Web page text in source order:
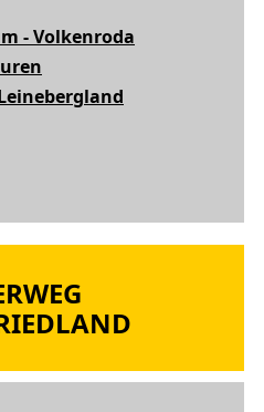
- Volkenroda